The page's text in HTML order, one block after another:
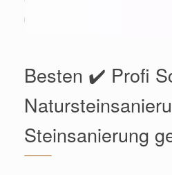
Besten ✔️ Profi
Steinsanierung